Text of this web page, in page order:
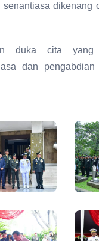
dikenang
duka cita yang
dan